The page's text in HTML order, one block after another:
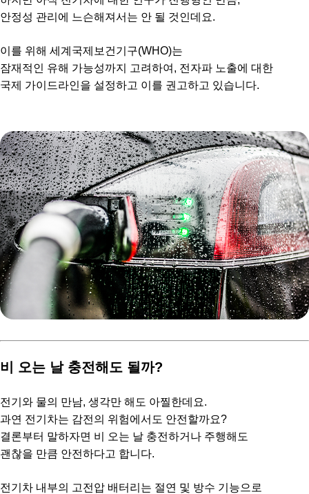
안정성 관리에 느슨해져서는 안 될 것인데요.
이를 위해 세계국제보건기구(WHO)는
잠재적인 유해 가능성까지 고려하여, 전자파 노출에 대한
국제 가이드라인을 설정하고 이를 권고하고 있습니다.
비 오는 날 충전해도 될까?
전기와 물의 만남, 생각만 해도 아찔한데요.
과연 전기차는 감전의 위험에서도 안전할까요?
결론부터 말하자면 비 오는 날 충전하거나 주행해도
괜찮을 만큼 안전하다고 합니다.
전기차 내부의 고전압 배터리는 절연 및 방수 기능으로